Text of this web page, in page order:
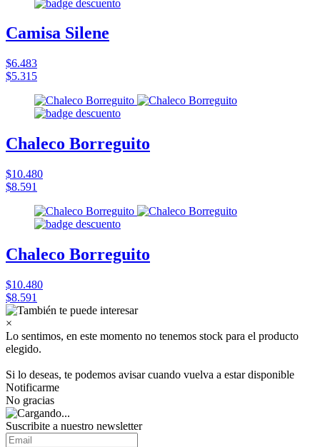
Camisa Silene
$6.483
$5.315
Chaleco Borreguito
$10.480
$8.591
Chaleco Borreguito
$10.480
$8.591
×
Lo sentimos, en este momento no tenemos stock para el producto
elegido.
Si lo deseas, te podemos avisar cuando vuelva a estar disponible
Notificarme
No gracias
Suscribite a nuestro newsletter